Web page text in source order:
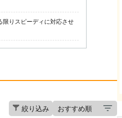
限りスピーディに対応させ
絞り込み